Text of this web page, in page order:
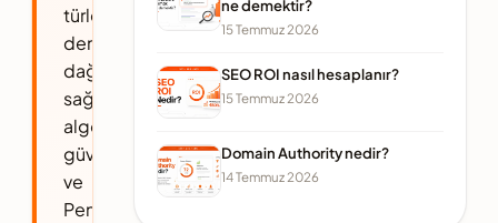
türlerinde
dengeli
dağılımını
sağlayarak
algoritmik
güvenilirlik
ve
Penguin
ne demektir?
15 Temmuz 2026
SEO ROI nasıl hesaplanır?
15 Temmuz 2026
Domain Authority nedir?
14 Temmuz 2026